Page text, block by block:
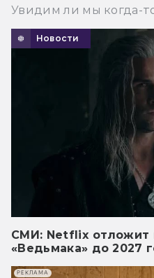
Увидим ли мы когда-
Новости
СМИ: Netflix отложит
«Ведьмака» до 2027
РЕКЛАМА